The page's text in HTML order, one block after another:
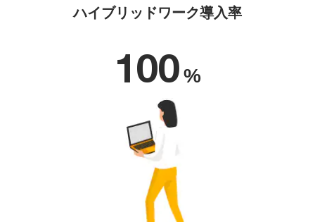
ハイブリッドワーク導入率
100%